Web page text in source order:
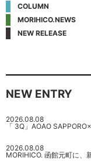
COLUMN
MORIHICO.NEWS
NEW RELEASE
NEW ENTRY
2026.08.08
「 3Q」AOAO
2026.08.08
MORIHICO. 函館元町に、